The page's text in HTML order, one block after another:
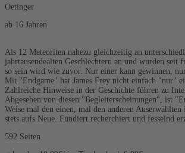
Oetinger
ab 16 Jahren
Als 12 Meteoriten nahezu gleichzeitig an
jahrtausendealten Geschlechtern an und wurden
so sein wird wie zuvor. Nur einer kann gewinnen,
Mit "Endgame" hat James Frey nicht einfach "nur"
Zahlreiche Hinweise in der Geschichte führen zu
Abgesehen von diesen "Begleiterscheinungen", ist
Weise mal den einen, mal den anderen
stets aufs Neue. Fundiert recherchiert und fesselnd
592 Seiten